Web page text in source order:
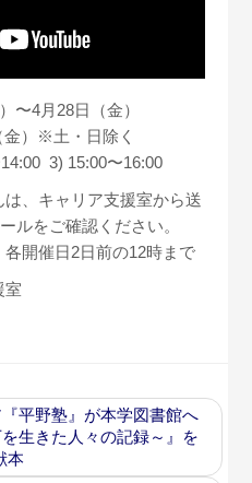
〜4月28日（金）
金）※土・日除く
3) 15:00〜16:00
、キャリア支援室から送
ルをご確認ください。
開催日2日前の12時まで
室
平野塾』が本学図書館へ
生きた人々の記録～』を
本